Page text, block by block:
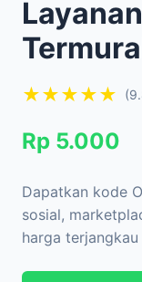
★★★★★
Rp 5.000
Dapatkan kode
sosial,
harga